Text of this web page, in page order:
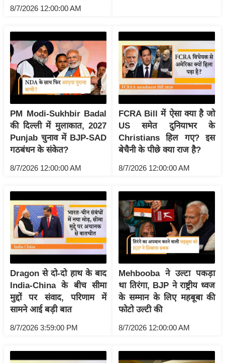
g
e
w
s
ला
इ
फ
स्टा
इ
ल
टे
क्नॉ
जी
ब्यू
टी
फै
न
घ
रे
लू
नु
8/7/2026 12:00:00 AM
PM Modi-Sukhbir Badal
की दिल्ली में मुलाकात, 2027
Punjab चुनाव में BJP-SAD
गठबंधन के संकेत?
8/7/2026 12:00:00 AM
FCRA Bill में ऐसा क्या है जो
US समेत दुनियाभर के
Christians हिल गए? इस
बेचैनी के पीछे क्या राज है?
8/7/2026 12:00:00 AM
Dragon से दो-दो हाथ के बाद
India-China के बीच सीमा
मुद्दों पर संवाद, परिणाम में
सामने आई बड़ी बात
8/7/2026 3:59:00 PM
Mehbooba ने उल्टा पकड़ा
था तिरंगा, BJP ने राष्ट्रीय ध्वज
के सम्मान के लिए महबूबा की
फोटो उल्टी की
8/7/2026 12:00:00 AM